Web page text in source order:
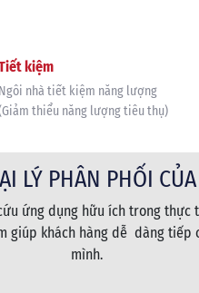
kiệm
Ngôi nhà tiết kiệm năng lượng
thiểu năng lượng tiêu thụ)
LÝ PHÂN PHỐI
ứng dụng hữu ích trong
giúp khách hàng dễ dàng
mình.